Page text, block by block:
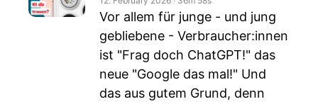
Vor allem für junge - und jung
gebliebene - Verbraucher:innen
ist "Frag doch ChatGPT!" das
neue "Google das mal!" Und
das aus gutem Grund, denn